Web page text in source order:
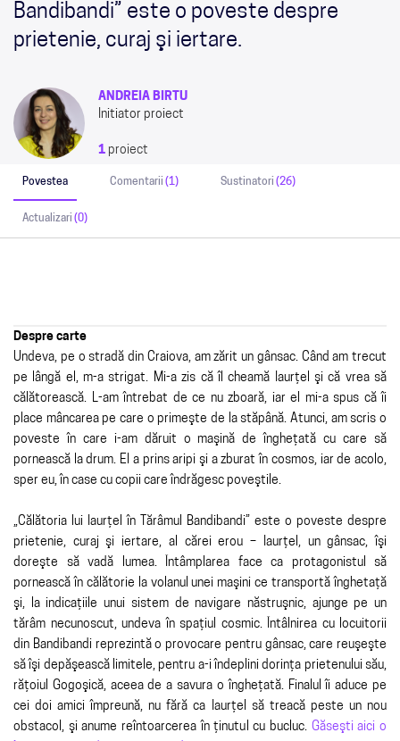
Bandibandi” este o poveste despre
prietenie, curaj şi iertare.
ANDREIA BIRTU
Initiator proiect
1 proiect
Povestea Comentarii (1) Sustinatori (26)
Actualizari (0)
Despre carte
Undeva, pe o stradă din Craiova, am zărit un gânsac. Când am trecut
pe lângă el, m-a strigat. Mi-a zis că îl cheamă Iaurţel şi că vrea să
călătorească. L-am întrebat de ce nu zboară, iar el mi-a spus că îi
place mâncarea pe care o primeşte de la stăpână. Atunci, am scris o
poveste în care i-am dăruit o maşină de îngheţată cu care să
pornească la drum. El a prins aripi şi a zburat în cosmos, iar de acolo,
sper eu, în case cu copii care îndrăgesc poveştile.
„Călătoria lui Iaurţel în Tărâmul Bandibandi” este o poveste despre
prietenie, curaj şi iertare, al cărei erou – Iaurţel, un gânsac, îşi
doreşte să vadă lumea. Întâmplarea face ca protagonistul să
pornească în călătorie la volanul unei maşini ce transportă înghetaţă
şi, la indicaţiile unui sistem de navigare năstruşnic, ajunge pe un
tărâm necunoscut, undeva în spaţiul cosmic. Întâlnirea cu locuitorii
din Bandibandi reprezintă o provocare pentru gânsac, care reuşeşte
să îşi depăşească limitele, pentru a-i îndeplini dorinţa prietenului său,
răţoiul Gogoşică, aceea de a savura o îngheţată. Finalul îi aduce pe
cei doi amici împreună, nu fără ca Iaurţel să treacă peste un nou
obstacol, şi anume reîntoarcerea în ţinutul cu bucluc. Găseşti aici o